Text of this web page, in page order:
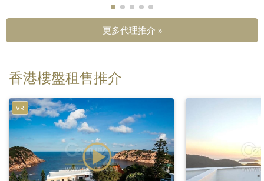
更多代理推介 »
香港樓盤租售推介
VR